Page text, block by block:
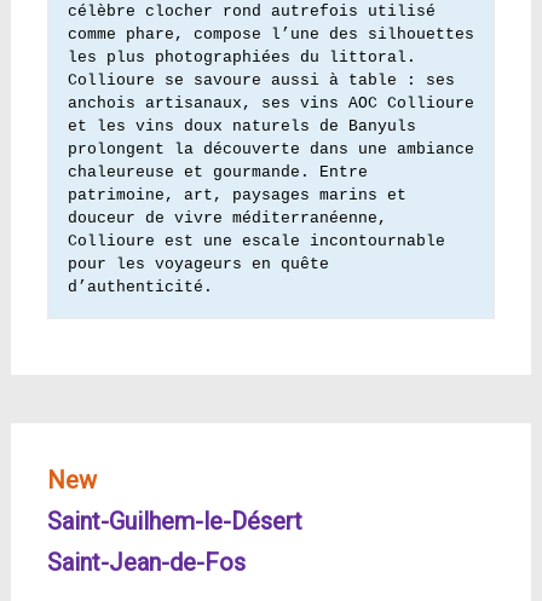
célèbre clocher rond autrefois utilisé
comme phare, compose l’une des silhouettes
les plus photographiées du littoral.
Collioure se savoure aussi à table : ses
anchois artisanaux, ses vins AOC Collioure
et les vins doux naturels de Banyuls
prolongent la découverte dans une ambiance
chaleureuse et gourmande. Entre
patrimoine, art, paysages marins et
douceur de vivre méditerranéenne,
Collioure est une escale incontournable
pour les voyageurs en quête
d’authenticité.
New
Saint-Guilhem-le-Désert
Saint-Jean-de-Fos